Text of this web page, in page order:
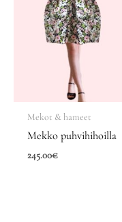
Mekot & hameet
Mekko puhvihihoilla
245.00€